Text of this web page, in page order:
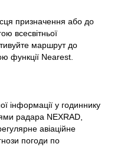
призначення або до
всесвітньої
маршрут до
функції Nearest.
інформації у годиннику
радара NEXRAD,
авіаційне
погоди по